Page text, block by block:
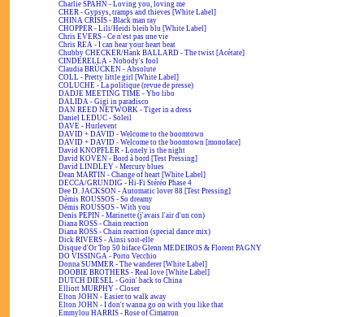
Charlie SPAHN - Loving you, loving me
CHER - Gypsys, tramps and thieves [White Label]
CHINA CRISIS - Black man ray
CHOPPER - Lili/Heidi bleib blu [White Label]
Chris EVERS - Ce n'est pas une vie
Chris REA - I can hear your heart beat
Chubby CHECKER/Hank BALLARD - The twist [Acétate]
CINDERELLA - Nobody's fool
Claudia BRÜCKEN - Absolute
COLL - Pretty little girl [White Label]
COLUCHE - La politique (revue de presse)
DADJE MEETING TIME - Ybo libo
DALIDA - Gigi in paradisco
DAN REED NETWORK - Tiger in a dress
Daniel LEDUC - Soleil
DAVE - Hurlevent
DAVID + DAVID - Welcome to the boomtown
DAVID + DAVID - Welcome to the boomtown [monoface]
David KNOPFLER - Lonely is the night
David KOVEN - Bord à bord [Test Pressing]
David LINDLEY - Mercury blues
Dean MARTIN - Change of heart [White Label]
DECCA/GRUNDIG - Hi-Fi Stéréo Phase 4
Dee D. JACKSON - Automatic lover 88 [Test Pressing]
Démis ROUSSOS - So dreamy
Démis ROUSSOS - With you
Denis PEPIN - Marinette (j'avais l'air d'un con)
Diana ROSS - Chain reaction
Diana ROSS - Chain reaction (special dance mix)
Dick RIVERS - Ainsi soit-elle
Disque d'Or Top 50 biface Glenn MEDEIROS & Florent PAGNY
DO VISSINGA - Porto Vecchio
Donna SUMMER - The wanderer [White Label]
DOOBIE BROTHERS - Real love [White Label]
DUTCH DIESEL - Goin' back to China
Elliott MURPHY - Closer
Elton JOHN - Easier to walk away
Elton JOHN - I don't wanna go on with you like that
Emmylou HARRIS - Rose of Cimarron